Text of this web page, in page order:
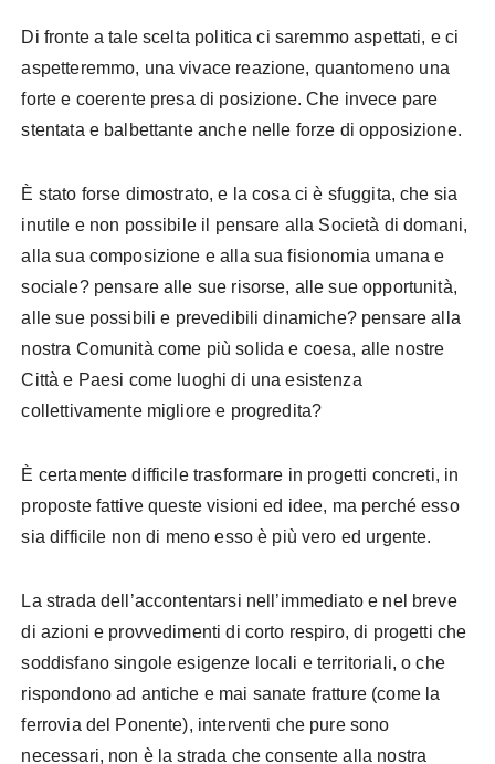
Di fronte a tale scelta politica ci saremmo aspettati, e ci
aspetteremmo, una vivace reazione, quantomeno una
forte e coerente presa di posizione. Che invece pare
stentata e balbettante anche nelle forze di opposizione.
È stato forse dimostrato, e la cosa ci è sfuggita, che sia
inutile e non possibile il pensare alla Società di domani,
alla sua composizione e alla sua fisionomia umana e
sociale? pensare alle sue risorse, alle sue opportunità,
alle sue possibili e prevedibili dinamiche? pensare alla
nostra Comunità come più solida e coesa, alle nostre
Città e Paesi come luoghi di una esistenza
collettivamente migliore e progredita?
È certamente difficile trasformare in progetti concreti, in
proposte fattive queste visioni ed idee, ma perché esso
sia difficile non di meno esso è più vero ed urgente.
La strada dell’accontentarsi nell’immediato e nel breve
di azioni e provvedimenti di corto respiro, di progetti che
soddisfano singole esigenze locali e territoriali, o che
rispondono ad antiche e mai sanate fratture (come la
ferrovia del Ponente), interventi che pure sono
necessari, non è la strada che consente alla nostra